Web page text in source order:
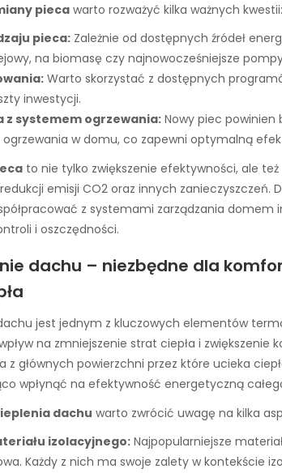
pieca warto rozważyć kilka ważnych kwestii:
pieca: Zależnie od dostępnych źródeł
na biomasę czy najnowocześniejsze
Warto skorzystać z dostępnych
inwestycji.
z systemem ogrzewania: Nowy piec
w domu, co zapewni optymalną
to nie tylko zwiększenie efektywności, ale
emisji CO2 oraz innych zanieczyszczeń.
z systemami zarządzania domem
i oszczędności.
dachu – niezbędne dla
jest jednym z kluczowych elementów
na zmniejszenie strat ciepła i
z głównych powierzchni przez które ucieka
wpłynąć na efektywność energetyczną
dachu warto zwrócić uwagę na kilka
izolacyjnego:Najpopularniejsze
Każdy z nich ma swoje zalety w kontekście